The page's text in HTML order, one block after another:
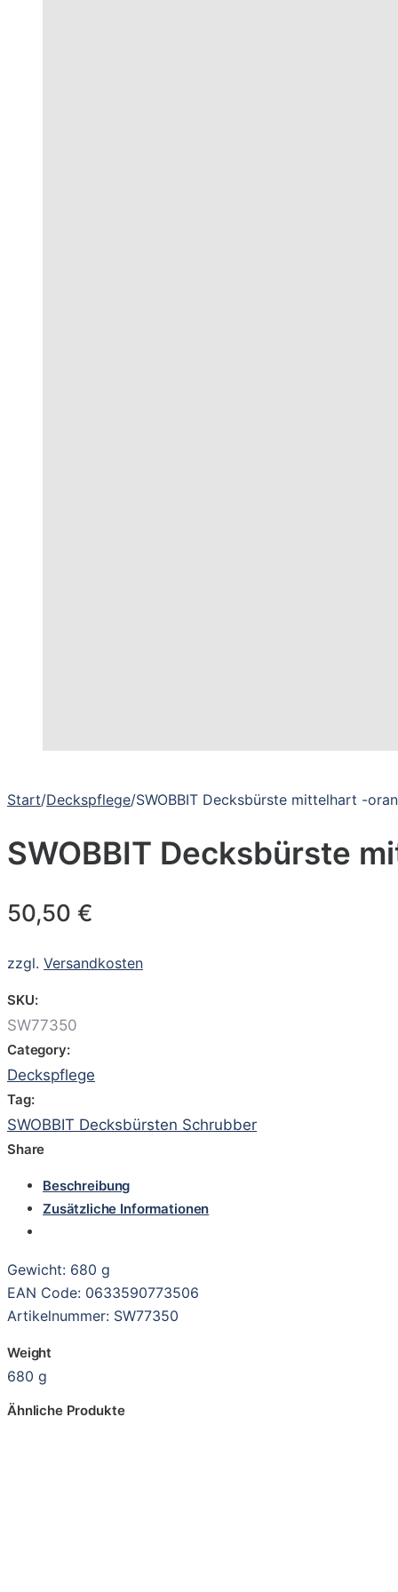
Start/Deckspflege/SWOBBIT Decksbürste mittelhart -
SWOBBIT Decksbürste
50,50 €
zzgl. Versandkosten
SKU:
SW77350
Category:
Deckspflege
Tag:
SWOBBIT Decksbürsten Schrubber
Share
Beschreibung
Zusätzliche Informationen
Gewicht: 680 g
EAN Code: 0633590773506
Artikelnummer: SW77350
Weight
680 g
Ähnliche Produkte